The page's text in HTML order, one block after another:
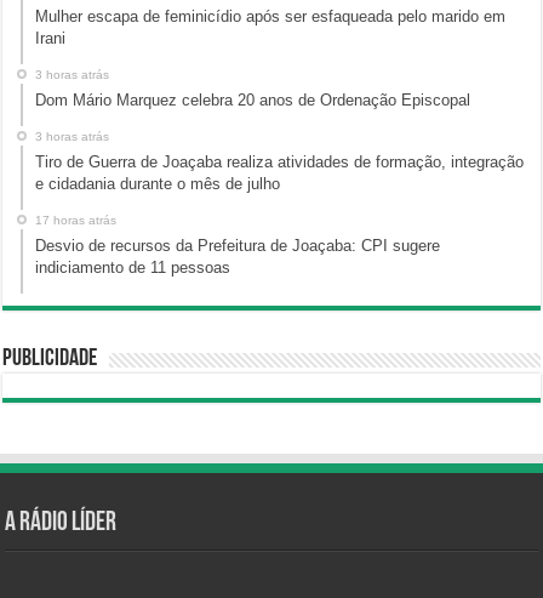
Mulher escapa de feminicídio após ser esfaqueada pelo marido em
Irani
3 horas atrás
Dom Mário Marquez celebra 20 anos de Ordenação Episcopal
3 horas atrás
Tiro de Guerra de Joaçaba realiza atividades de formação, integração
e cidadania durante o mês de julho
17 horas atrás
Desvio de recursos da Prefeitura de Joaçaba: CPI sugere
indiciamento de 11 pessoas
Publicidade
A Rádio Líder